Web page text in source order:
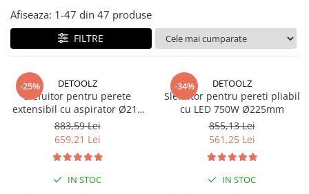
Masini de slefuit
Malaxoare
Macarale si electopalane
Masini de tencuit
Masini de taiat placi ceramice /
gresie / faianta / parchet
Masini de canelat
Menghine
Ventilatoare Industriale
Chiuvete bucatarie
Deshidratoare
Espressoare, cafetiere si rasnite
Fiare de calcat / Mese pentru
Forme de prajituri
Afiseaza: 1-47 din 47 produse
FILTRE
-25% DETOOLZ
Slefuitor pentru perete
extensibil cu aspirator Ø215
750W, DETOOLZ DZ-C200
883,59 Lei
659,21 Lei
IN STOC
-34% DETOOLZ
Slefuitor pentru pereti pliabil
cu LED 750W Ø225mm
855,13 Lei
561,25 Lei
IN STOC